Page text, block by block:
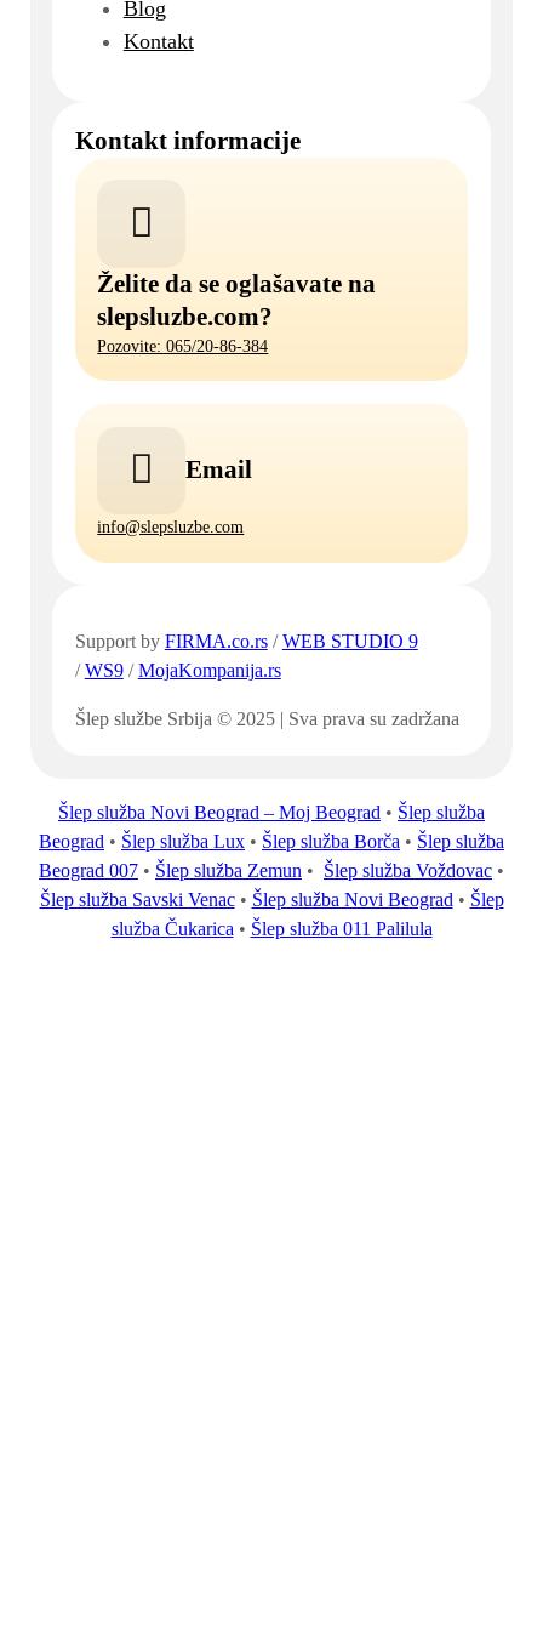
Blog
Kontakt
Kontakt informacije
Želite da se oglašavate na
slepsluzbe.com?
Pozovite: 065/20-86-384
Email
info@slepsluzbe.com
Šlep službe Srbija © 2025 | Sva prava su zadržana
Support by FIRMA.co.rs/WEB STUDIO 9
/WS9/MojaKompanija.rs
Šlep služba Novi Beograd – Moj Beograd • Šlep služba
Beograd • Šlep služba Lux • Šlep služba Borča • Šlep služba
Beograd 007 • Šlep služba Zemun • Šlep služba Voždovac •
Šlep služba Savski Venac• Šlep služba Novi Beograd • Šlep
služba Čukarica • Šlep služba 011 Palilula